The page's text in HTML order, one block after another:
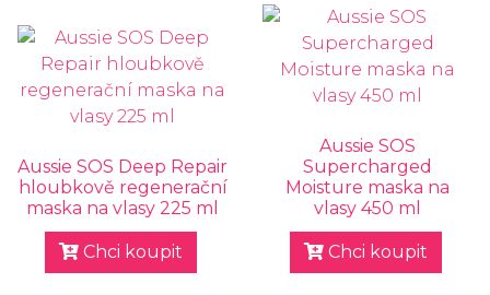
Aussie SOS Deep Repair
hloubkově regenerační
maska na vlasy 225 ml
Chci koupit
Aussie SOS
Supercharged
Moisture maska na
vlasy 450 ml
Chci koupit